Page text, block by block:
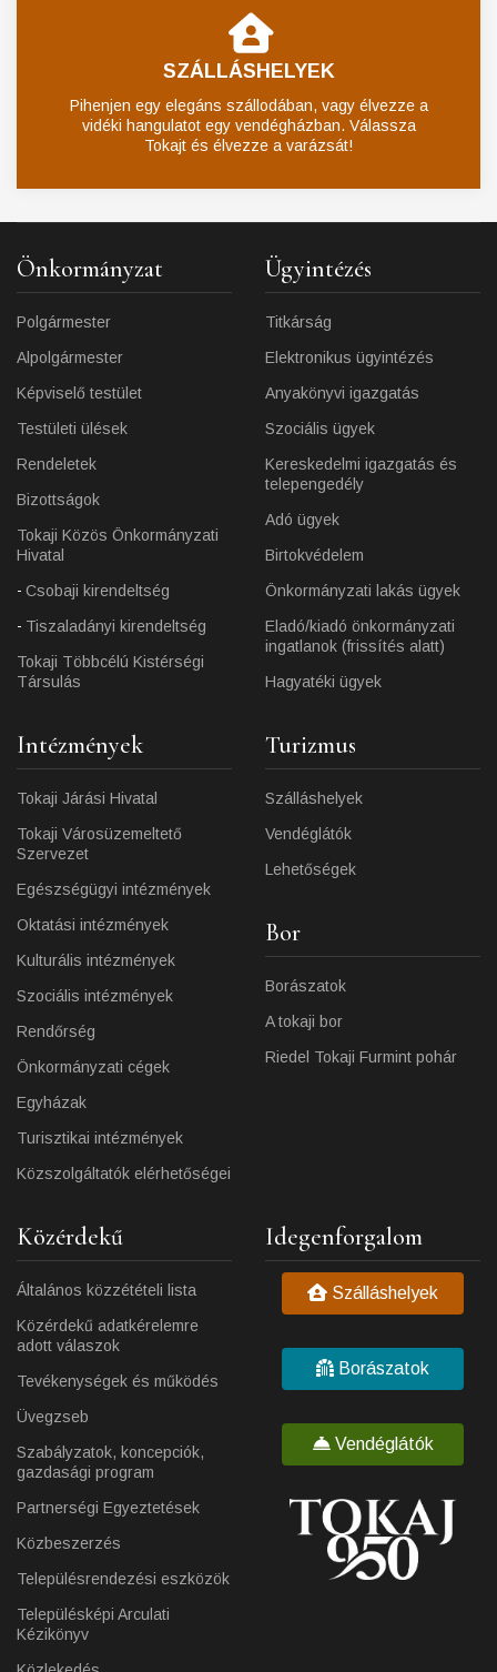
SZÁLLÁSHELYEK
Pihenjen egy elegáns szállodában, vagy élvezze a
vidéki hangulatot egy vendégházban. Válassza
Tokajt és élvezze a varázsát!
Önkormányzat
Polgármester
Alpolgármester
Képviselő testület
Testületi ülések
Rendeletek
Bizottságok
Tokaji Közös Önkormányzati
Hivatal
Csobaji kirendeltség
Tiszaladányi kirendeltség
Tokaji Többcélú Kistérségi
Társulás
Ügyintézés
Titkárság
Elektronikus ügyintézés
Anyakönyvi igazgatás
Szociális ügyek
Kereskedelmi igazgatás és
telepengedély
Adó ügyek
Birtokvédelem
Önkormányzati lakás ügyek
Eladó/kiadó önkormányzati
ingatlanok (frissítés alatt)
Hagyatéki ügyek
Intézmények
Tokaji Járási Hivatal
Tokaji Városüzemeltető
Szervezet
Egészségügyi intézmények
Oktatási intézmények
Kulturális intézmények
Szociális intézmények
Rendőrség
Önkormányzati cégek
Egyházak
Turisztikai intézmények
Közszolgáltatók elérhetőségei
Turizmus
Szálláshelyek
Vendéglátók
Lehetőségek
Bor
Borászatok
A tokaji bor
Riedel Tokaji Furmint pohár
Közérdekű
Általános közzétételi lista
Közérdekű adatkérelemre
adott válaszok
Tevékenységek és működés
Üvegzseb
Szabályzatok, koncepciók,
gazdasági program
Partnerségi Egyeztetések
Közbeszerzés
Településrendezési eszközök
Településképi Arculati
Kézikönyv
Idegenforgalom
Szálláshelyek
Borászatok
Vendéglátók